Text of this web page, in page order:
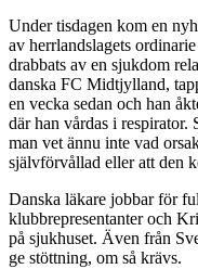
Under tisdagen kom en
av herrlandslagets
drabbats av en sjukdom
danska FC Midtjylland,
en vecka sedan och han
där han vårdas i respirator.
man vet ännu inte vad
självförvållad eller att den
Danska läkare jobbar för
klubbrepresentanter och
på sjukhuset. Även från
ge stöttning, om så krävs.